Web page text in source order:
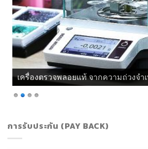
เครื่องตรวจพลอยแท้ จากความถ่วงจำ
การรับประกัน (PAY BACK)